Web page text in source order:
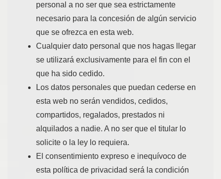
personal a no ser que sea estrictamente
necesario para la concesión de algún servicio
que se ofrezca en esta web.
Cualquier dato personal que nos hagas llegar
se utilizará exclusivamente para el fin con el
que ha sido cedido.
Los datos personales que puedan cederse en
esta web no serán vendidos, cedidos,
compartidos, regalados, prestados ni
alquilados a nadie. A no ser que el titular lo
solicite o la ley lo requiera.
El consentimiento expreso e inequívoco de
esta política de privacidad será la condición